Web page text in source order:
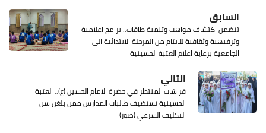
السابق
تتضمن اكتشاف مواهب وتنمية طاقات.. برامج اعلامية
وترفيهية وثقافية للايتام من المرحلة الابتدائية الى
الجامعية برعاية اعلام العتبة الحسينية
التالي
فراشات المنتظر في حضرة الامام الحسين (ع).. العتبة
الحسينية تستضيف طالبات المدارس ممن بلغن سن
التكليف الشرعي (صور)